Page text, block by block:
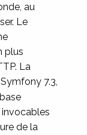
au
Le
plus
La
7.3,
de la